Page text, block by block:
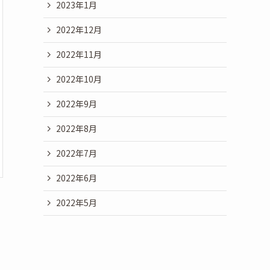
2023年1月
2022年12月
2022年11月
2022年10月
2022年9月
2022年8月
2022年7月
2022年6月
2022年5月